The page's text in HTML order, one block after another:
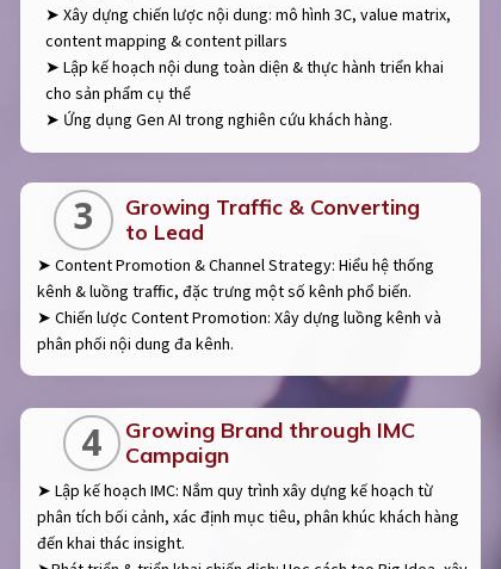
➤ Xây dựng chiến lược nội dung: mô hình 3C, value matrix,
content mapping & content pillars
➤ Lập kế hoạch nội dung toàn diện & thực hành triển khai
cho sản phẩm cụ thể
➤ Ứng dụng Gen AI trong nghiên cứu khách hàng.
Growing Traffic & Converting
to Lead
➤ Content Promotion & Channel Strategy: Hiểu hệ thống
kênh & luồng traffic, đặc trưng một số kênh phổ biến.
➤ Chiến lược Content Promotion: Xây dựng luồng kênh và
phân phối nội dung đa kênh.
3
Growing Brand through IMC
Campaign
➤ Lập kế hoạch IMC: Nắm quy trình xây dựng kế hoạch từ
phân tích bối cảnh, xác định mục tiêu, phân khúc khách hàng
đến khai thác insight.
4